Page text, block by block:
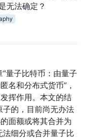
无法确定？
量子比特币：由量子
名和分布式货币”，
挥作用。本文的结
的，目前尚无办法
面额或将其合并为
细分或合并量子比